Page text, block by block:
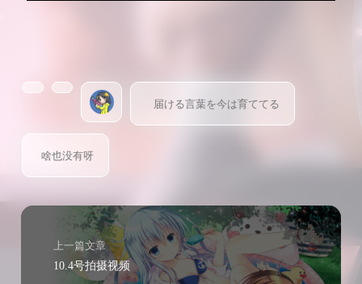
届ける言葉を今は育ててる
啥也没有呀
上一篇文章
10.4号拍摄视频